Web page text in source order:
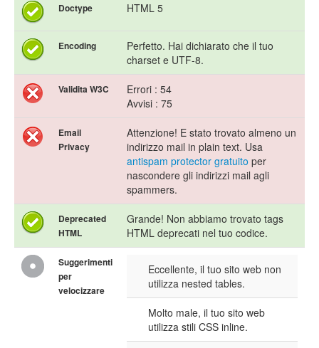
Doctype HTML 5
Encoding
Perfetto. Hai dichiarato che il tuo
charset e UTF-8.
Validita W3C
Errori : 54
Avvisi : 75
Email
Privacy
Attenzione! E stato trovato almeno un
indirizzo mail in plain text. Usa
antispam protector gratuito per
nascondere gli indirizzi mail agli
spammers.
Deprecated
HTML
Grande! Non abbiamo trovato tags
HTML deprecati nel tuo codice.
Suggerimenti
per
velocizzare
Eccellente, il tuo sito web non
utilizza nested tables.
Molto male, il tuo sito web
utilizza stili CSS inline.